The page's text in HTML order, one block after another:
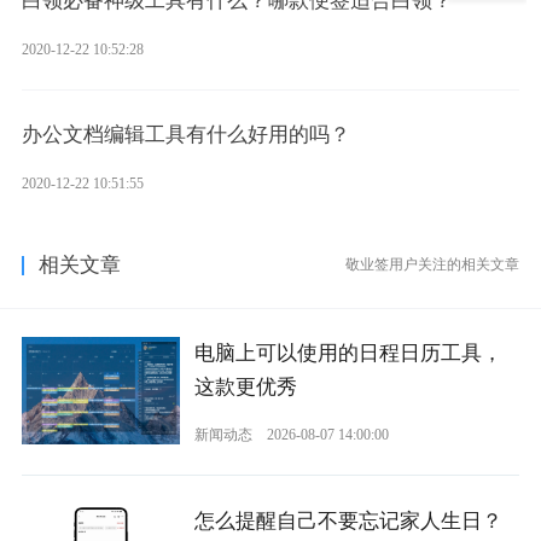
2020-12-22 10:52:28
办公文档编辑工具有什么好用的吗？
2020-12-22 10:51:55
相关文章 敬业签用户关注的相关文章
电脑上可以使用的日程日历工具，
这款更优秀
新闻动态 2026-08-07 14:00:00
怎么提醒自己不要忘记家人生日？